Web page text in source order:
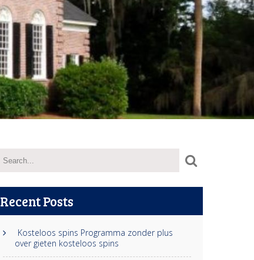
Recent Posts
Kosteloos spins Programma zonder plus
over gieten kosteloos spins